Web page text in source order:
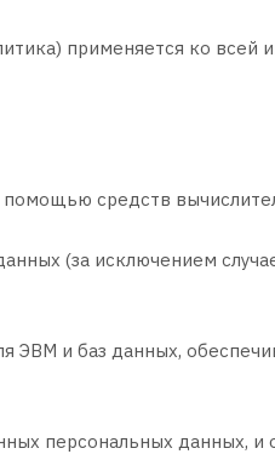
применяется ко
средств
(за исключением
ЭВМ и баз данных,
персональных данных,